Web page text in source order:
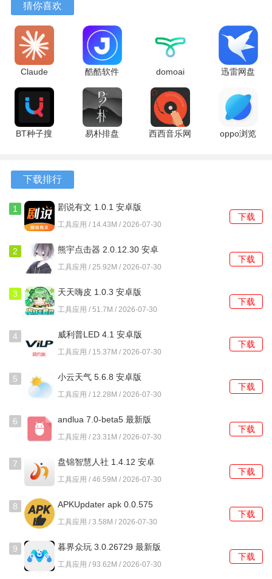
软件亮点
1、每个星座系列都会配套推出背景故事与诗词解读，让收藏
行为更具文化沉浸感。
2、新系列商品上线前会通过站内预告页面进行展示，提前了
解并设置到货提醒。
3、对于已发售的限量款式，设有独立的二级交易集市，方便
藏友之间进行交流与置换。
1、在商品详情页，可以启动AR预览模式，将虚拟玩偶模型
投射到现实环境中观看实际效果。
2、个人收藏库支持自定义标签分类，便于用户管理自己拥有
的不同系列或主题的玩偶。
3、内置的愿望单功能允许用户标记心仪的商品，并在价格变
动或补货时收到系统通知。
4、提供订单物流的全程可视化追踪，从仓库发货到配送至收
货地址的每个节点都有明确更新。
使用教程
左右滑动可以浏览该系列的全体成员概览图。
的高清立绘、背景故事、服饰分解图以及材质说明。
抽取需确认当前系列中尚未拥有的款式清单。
订单，点击揭晓按钮即可实时查看抽到的具体款式。
注，或分享该角色的展示卡片到其他社交渠道。
猜你喜欢
Claude
1.260716.20
最新版
酷酷软件
5.0.0 安卓
版
domoai
1.14.0 安卓
版
迅雷网盘
安卓版
BT种子搜
易朴排盘
西西音乐网
oppo浏览
下载排行
1 剧说有文 1.0.1 安卓版
工具应用 / 14.43M / 2026-07-30
下载
2
熊宇点击器 2.0.12.30 安卓
版
工具应用 / 25.92M / 2026-07-30
下载
3 天天嗨皮 1.0.3 安卓版
工具应用 / 51.7M / 2026-07-30
下载
4 威利普LED 4.1 安卓版
工具应用 / 15.37M / 2026-07-30
下载
5 小云天气 5.6.8 安卓版
工具应用 / 12.28M / 2026-07-30
下载
6 andlua 7.0-beta5 最新版
工具应用 / 23.31M / 2026-07-30
下载
7
盘锦智慧人社 1.4.12 安卓
版
工具应用 / 46.59M / 2026-07-30
下载
8
APKUpdater apk 0.0.575
安卓版
工具应用 / 3.58M / 2026-07-30
下载
9 暮界众玩 3.0.26729 最新版
工具应用 / 93.62M / 2026-07-30
下载